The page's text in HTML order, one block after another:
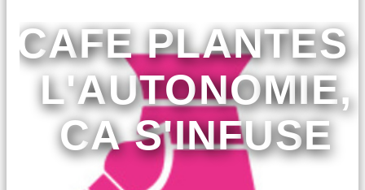
CAFE PLANTES
L'AUTONOMIE,
CA S'INFUSE